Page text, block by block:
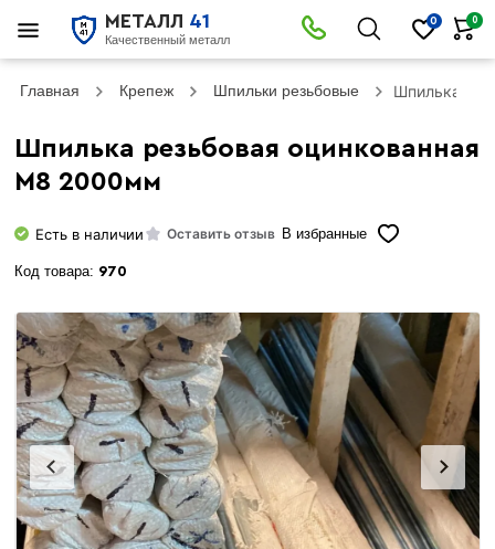
МЕТАЛЛ 41
Качественный металл
0 0
Главная Крепеж Шпильки резьбовые Шпилька
Шпилька резьбовая оцинкованная
М8 2000мм
Есть в наличии Оставить отзыв В избранные
Код товара: 970